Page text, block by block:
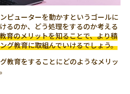
ピューターを動かすというゴールに
るのか、どう処理をするのか考える
育のメリットを知ることで、より積
グ教育に取組んでいけるでしょう。
教育をすることにどのようなメリッ